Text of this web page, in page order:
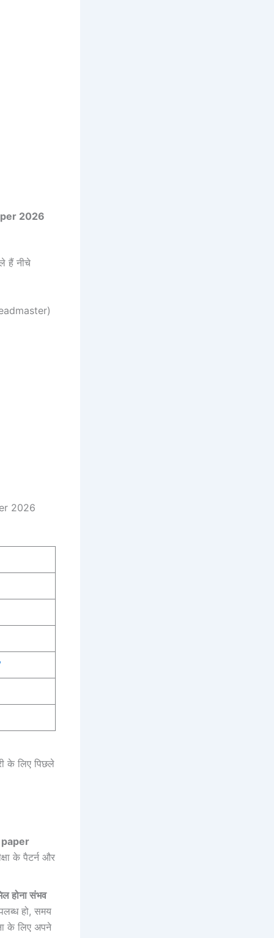
2026
हैं नीचे
2026
के लिए पिछले
के पैटर्न और
होना संभव
हो, समय
के लिए अपने